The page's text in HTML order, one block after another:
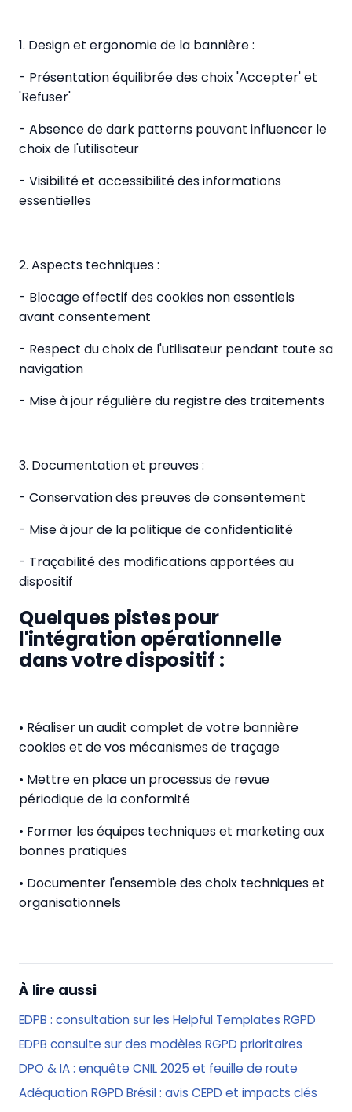
1. Design et ergonomie de la bannière :
- Présentation équilibrée des choix 'Accepter' et
'Refuser'
- Absence de dark patterns pouvant influencer le
choix de l'utilisateur
- Visibilité et accessibilité des informations
essentielles
2. Aspects techniques :
- Blocage effectif des cookies non essentiels
avant consentement
- Respect du choix de l'utilisateur pendant toute sa
navigation
- Mise à jour régulière du registre des traitements
3. Documentation et preuves :
- Conservation des preuves de consentement
- Mise à jour de la politique de confidentialité
- Traçabilité des modifications apportées au
dispositif
Quelques pistes pour
l'intégration opérationnelle
dans votre dispositif :
• Réaliser un audit complet de votre bannière
cookies et de vos mécanismes de traçage
• Mettre en place un processus de revue
périodique de la conformité
• Former les équipes techniques et marketing aux
bonnes pratiques
• Documenter l'ensemble des choix techniques et
organisationnels
À lire aussi
EDPB : consultation sur les Helpful Templates RGPD
EDPB consulte sur des modèles RGPD prioritaires
DPO & IA : enquête CNIL 2025 et feuille de route
Adéquation RGPD Brésil : avis CEPD et impacts clés